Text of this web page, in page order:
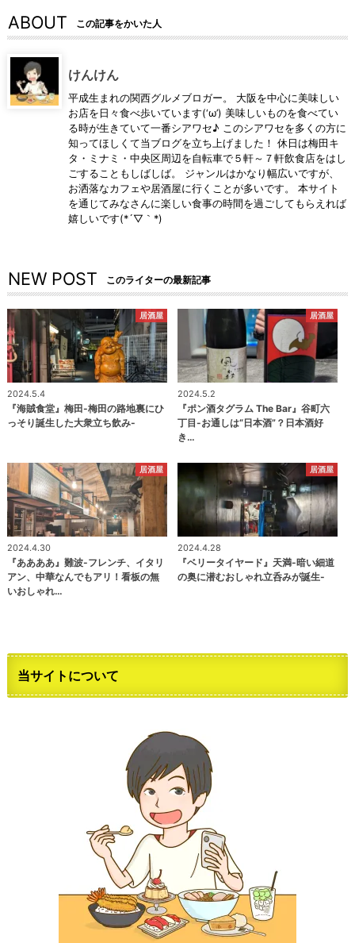
ABOUT この記事をかいた人
けんけん
平成生まれの関西グルメブロガー。 大阪を中心に美味しい
お店を日々食べ歩いています(‘ω’) 美味しいものを食べてい
る時が生きていて一番シアワセ♪ このシアワセを多くの方に
知ってほしくて当ブログを立ち上げました！ 休日は梅田キ
タ・ミナミ・中央区周辺を自転車で５軒～７軒飲食店をはし
ごすることもしばしば。 ジャンルはかなり幅広いですが、
お洒落なカフェや居酒屋に行くことが多いです。 本サイト
を通じてみなさんに楽しい食事の時間を過ごしてもらえれば
嬉しいです(*´▽｀*)
NEW POST このライターの最新記事
居酒屋
2024.5.4
『海賊食堂』梅田-梅田の路地裏にひ
っそり誕生した大衆立ち飲み-
居酒屋
2024.5.2
『ポン酒タグラム The Bar』谷町六
丁目-お通しは“日本酒”？日本酒好
き…
居酒屋
2024.4.30
『ああああ』難波-フレンチ、イタリ
アン、中華なんでもアリ！看板の無
いおしゃれ…
居酒屋
2024.4.28
『ベリータイヤード』天満-暗い細道
の奥に潜むおしゃれ立呑みが誕生-
当サイトについて